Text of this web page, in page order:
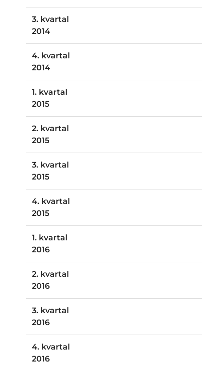
3. kvartal
2014
4. kvartal
2014
1. kvartal
2015
2. kvartal
2015
3. kvartal
2015
4. kvartal
2015
1. kvartal
2016
2. kvartal
2016
3. kvartal
2016
4. kvartal
2016